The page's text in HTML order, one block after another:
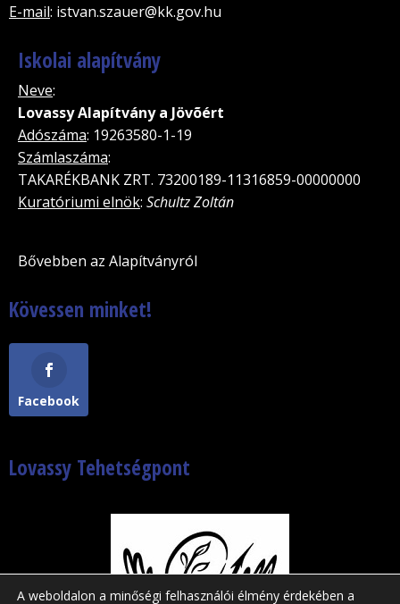
E-mail: istvan.szauer@kk.gov.hu
Iskolai alapítvány
Neve:
Lovassy Alapítvány a Jövõért
Adószáma: 19263580-1-19
Számlaszáma:
TAKARÉKBANK ZRT. 73200189-11316859-00000000
Kuratóriumi elnök: Schultz Zoltán
Bővebben az Alapítványról
Kövessen minket!
Facebook
Lovassy Tehetségpont
A weboldalon a minőségi felhasználói élmény érdekében a